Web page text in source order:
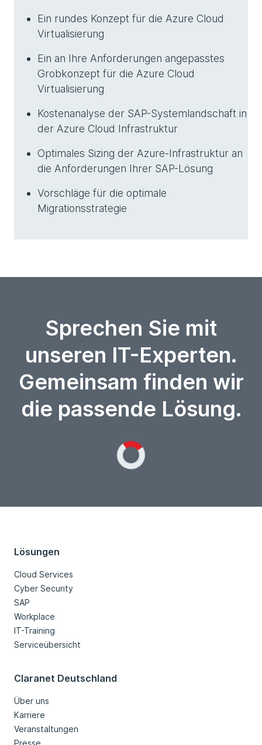
Ein rundes Konzept für die Azure Cloud
Virtualisierung
Ein an Ihre Anforderungen angepasstes
Grobkonzept für die Azure Cloud
Virtualisierung
Kostenanalyse der SAP-Systemlandschaft in
der Azure Cloud Infrastruktur
Optimales Sizing der Azure-Infrastruktur an
die Anforderungen Ihrer SAP-Lösung
Vorschläge für die optimale
Migrationsstrategie
Sprechen Sie mit
unseren IT-Experten.
Gemeinsam finden wir
die passende Lösung.
Lösungen
Cloud Services
Cyber Security
SAP
Workplace
IT-Training
Serviceübersicht
Claranet Deutschland
Über uns
Karriere
Veranstaltungen
Presse